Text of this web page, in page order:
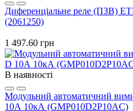
Диференціальне реле (ПЗВ)
(2061250)
1 497.60 грн
В наявності
Модульний автоматичний
10А 10кА (GMP010D2P10AC)